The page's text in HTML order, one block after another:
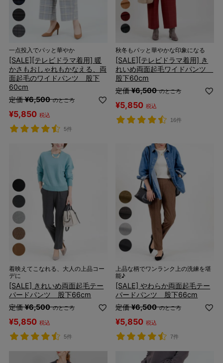
一点投入でパッと華やか
[SALE][テレビドラマ着用] 暖
かさもおしゃれもかなえる、両
面起毛のワイドパンツ 股下
60cm
定価 ¥6,500 のところ
¥5,850 税込
5件
秋冬もパッと華やかな印象になる
[SALE][テレビドラマ着用] き
れいめ両面起毛ワイドパンツ
股下60cm
定価 ¥6,500 のところ
¥5,850 税込
16件
着映えてこなれる、大人の上品コー
デに
[SALE] きれいめ両面起毛テー
パードパンツ 股下66cm
定価 ¥6,500 のところ
¥5,850 税込
5件
上品な柄でワンランク上の洗練を堪
能♪
[SALE] やわらか両面起毛テー
パードパンツ 股下66cm
定価 ¥6,500 のところ
¥5,850 税込
7件